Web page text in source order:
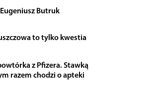
Butruk
to tylko kwestia
z Pfizera. Stawką
razem chodzi o apteki